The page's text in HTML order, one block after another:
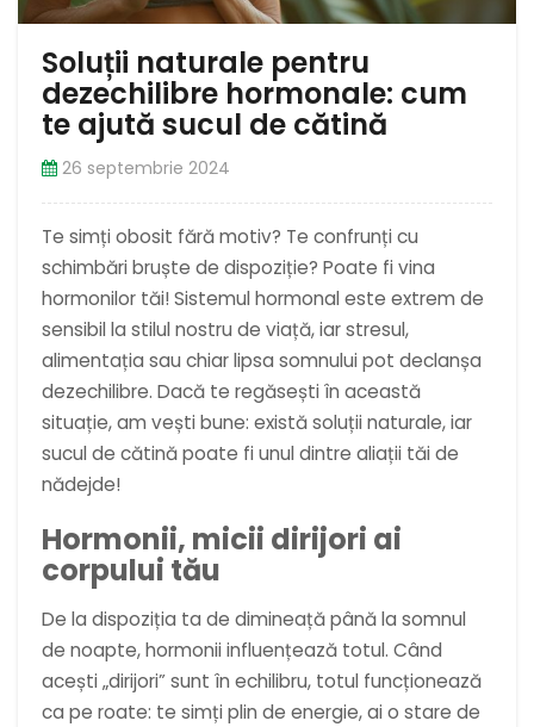
Soluții naturale pentru
dezechilibre hormonale: cum
te ajută sucul de cătină
26 septembrie 2024
Te simți obosit fără motiv? Te confrunți cu
schimbări bruște de dispoziție? Poate fi vina
hormonilor tăi! Sistemul hormonal este extrem de
sensibil la stilul nostru de viață, iar stresul,
alimentația sau chiar lipsa somnului pot declanșa
dezechilibre. Dacă te regăsești în această
situație, am vești bune: există soluții naturale, iar
sucul de cătină poate fi unul dintre aliații tăi de
nădejde!
Hormonii, micii dirijori ai
corpului tău
De la dispoziția ta de dimineață până la somnul
de noapte, hormonii influențează totul. Când
acești „dirijori” sunt în echilibru, totul funcționează
ca pe roate: te simți plin de energie, ai o stare de